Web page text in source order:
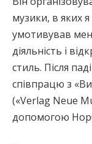
музики, в яких я
умотивував
діяльність і
стиль. Після
співпрацю з
(«Verlag Neue
допомогою